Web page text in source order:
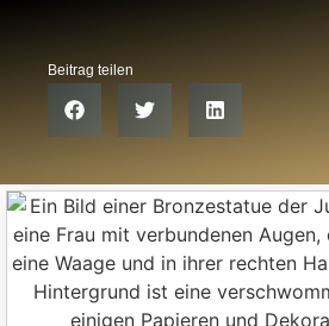
Beitrag teilen